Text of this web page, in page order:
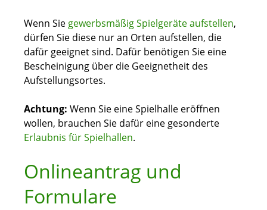
Wenn Sie gewerbsmäßig Spielgeräte aufstellen,
dürfen Sie diese nur an Orten aufstellen, die
dafür geeignet sind. Dafür benötigen Sie eine
Bescheinigung über die Geeignetheit des
Aufstellungsortes.
Achtung: Wenn Sie eine Spielhalle eröffnen
wollen, brauchen Sie dafür eine gesonderte
Erlaubnis für Spielhallen.
Onlineantrag und
Formulare